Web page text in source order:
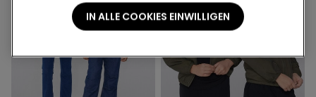
IN ALLE COOKIES EINWILLIGEN